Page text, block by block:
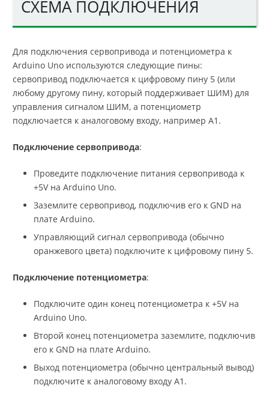
СХЕМА ПОДКЛЮЧЕНИЯ
Для подключения сервопривода и потенциометра к
Arduino Uno используются следующие пины:
сервопривод подключается к цифровому пину 5 (или
любому другому пину, который поддерживает ШИМ) для
управления сигналом ШИМ, а потенциометр
подключается к аналоговому входу, например A1.
Подключение сервопривода:
Проведите подключение питания сервопривода к
+5V на Arduino Uno.
Заземлите сервопривод, подключив его к GND на
плате Arduino.
Управляющий сигнал сервопривода (обычно
оранжевого цвета) подключите к цифровому пину 5.
Подключение потенциометра:
Подключите один конец потенциометра к +5V на
Arduino Uno.
Второй конец потенциометра заземлите, подключив
его к GND на плате Arduino.
Выход потенциометра (обычно центральный вывод)
подключите к аналоговому входу A1.